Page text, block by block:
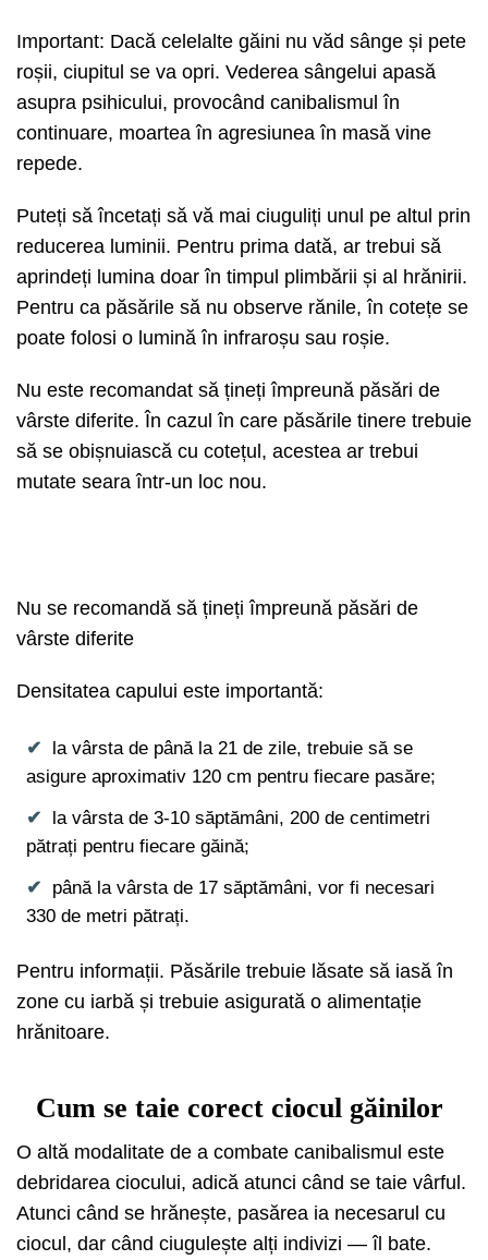
Important: Dacă celelalte găini nu văd sânge și pete
roșii, ciupitul se va opri. Vederea sângelui apasă
asupra psihicului, provocând canibalismul în
continuare, moartea în agresiunea în masă vine
repede.
Puteți să încetați să vă mai ciuguliți unul pe altul prin
reducerea luminii. Pentru prima dată, ar trebui să
aprindeți lumina doar în timpul plimbării și al hrănirii.
Pentru ca păsările să nu observe rănile, în cotețe se
poate folosi o lumină în infraroșu sau roșie.
Nu este recomandat să țineți împreună păsări de
vârste diferite. În cazul în care păsările tinere trebuie
să se obișnuiască cu cotețul, acestea ar trebui
mutate seara într-un loc nou.
Nu se recomandă să țineți împreună păsări de
vârste diferite
Densitatea capului este importantă:
la vârsta de până la 21 de zile, trebuie să se
asigure aproximativ 120 cm pentru fiecare pasăre;
la vârsta de 3-10 săptămâni, 200 de centimetri
pătrați pentru fiecare găină;
până la vârsta de 17 săptămâni, vor fi necesari
330 de metri pătrați.
Pentru informații. Păsările trebuie lăsate să iasă în
zone cu iarbă și trebuie asigurată o alimentație
hrănitoare.
Cum se taie corect ciocul găinilor
O altă modalitate de a combate canibalismul este
debridarea ciocului, adică atunci când se taie vârful.
Atunci când se hrănește, pasărea ia necesarul cu
ciocul, dar când ciugulește alți indivizi — îl bate.